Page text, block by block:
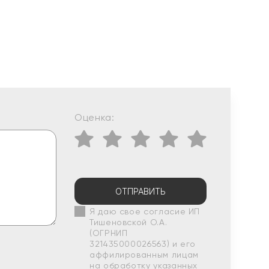
Оценка:
ОТПРАВИТЬ
Я даю свое согласие ИП
Тишеновской О.А.
(ОГРНИП
321435000026563) и его
аффилированным лицам
на обработку указанных